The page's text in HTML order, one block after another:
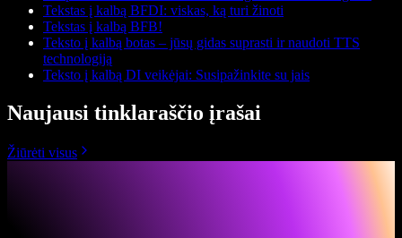
Tekstas į kalbą BFDI: viskas, ką turi žinoti
Tekstas į kalbą BFB!
Teksto į kalbą botas – jūsų gidas suprasti ir naudoti TTS
technologiją
Teksto į kalbą DI veikėjai: Susipažinkite su jais
Naujausi tinklaraščio įrašai
Žiūrėti visus